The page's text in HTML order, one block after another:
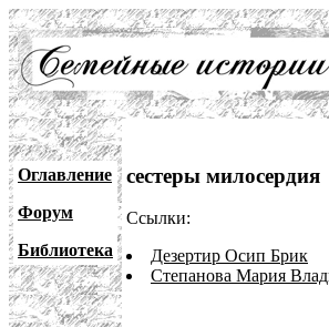
Оглавление
Форум
Библиотека
сестеры милосердия
Ссылки:
Дезертир Осип Брик
Степанова Мария